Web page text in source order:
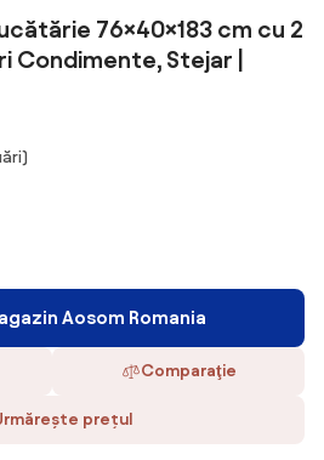
76×40×183 cm cu 2
Condimente, Stejar |
Aosom Romania
Comparaţie
prețul